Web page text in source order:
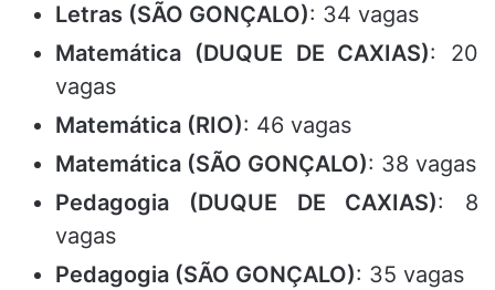
Letras (SÃO GONÇALO): 34 vagas
Matemática (DUQUE DE CAXIAS): 20
vagas
Matemática (RIO): 46 vagas
Matemática (SÃO GONÇALO): 38 vagas
Pedagogia (DUQUE DE CAXIAS): 8
vagas
Pedagogia (SÃO GONÇALO): 35 vagas